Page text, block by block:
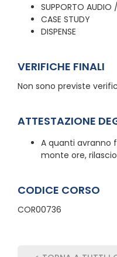
SUPPORTO AUDIO
CASE STUDY
DISPENSE
VERIFICHE FINALI
Non sono previste
ATTESTAZIONE
A quanti avranno
monte ore,
CODICE CORSO
COR00736